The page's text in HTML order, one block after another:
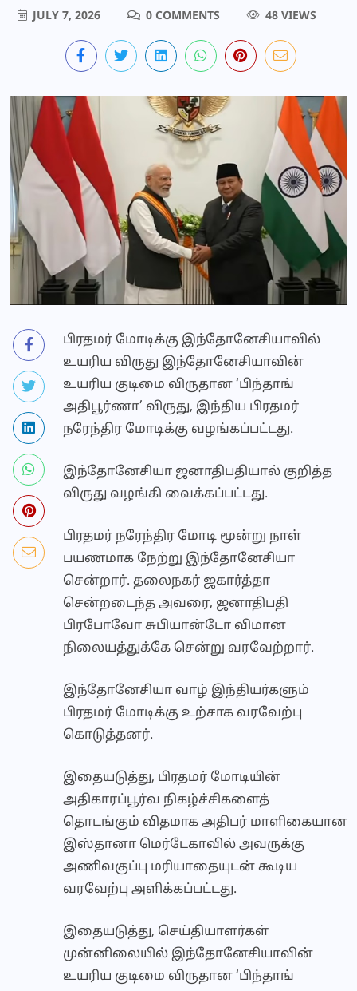
JULY 7, 2026 0 COMMENTS 48 VIEWS
பிரதமர் மோடிக்கு இந்தோனேசியாவில்
உயரிய விருது இந்தோனேசியாவின்
உயரிய குடிமை விருதான ‘பிந்தாங்
அதிபூர்ணா’ விருது, இந்திய பிரதமர்
நரேந்திர மோடிக்கு வழங்கப்பட்டது.
இந்தோனேசியா ஜனாதிபதியால் குறித்த
விருது வழங்கி வைக்கப்பட்டது.
பிரதமர் நரேந்திர மோடி மூன்று நாள்
பயணமாக நேற்று இந்தோனேசியா
சென்றார். தலைநகர் ஜகார்த்தா
சென்றடைந்த அவரை, ஜனாதிபதி
பிரபோவோ சுபியான்டோ விமான
நிலையத்துக்கே சென்று வரவேற்றார்.
இந்தோனேசியா வாழ் இந்தியர்களும்
பிரதமர் மோடிக்கு உற்சாக வரவேற்பு
கொடுத்தனர்.
இதையடுத்து, பிரதமர் மோடியின்
அதிகாரப்பூர்வ நிகழ்ச்சிகளைத்
தொடங்கும் விதமாக அதிபர் மாளிகையான
இஸ்தானா மெர்டேகாவில் அவருக்கு
அணிவகுப்பு மரியாதையுடன் கூடிய
வரவேற்பு அளிக்கப்பட்டது.
இதையடுத்து, செய்தியாளர்கள்
முன்னிலையில் இந்தோனேசியாவின்
உயரிய குடிமை விருதான ‘பிந்தாங்